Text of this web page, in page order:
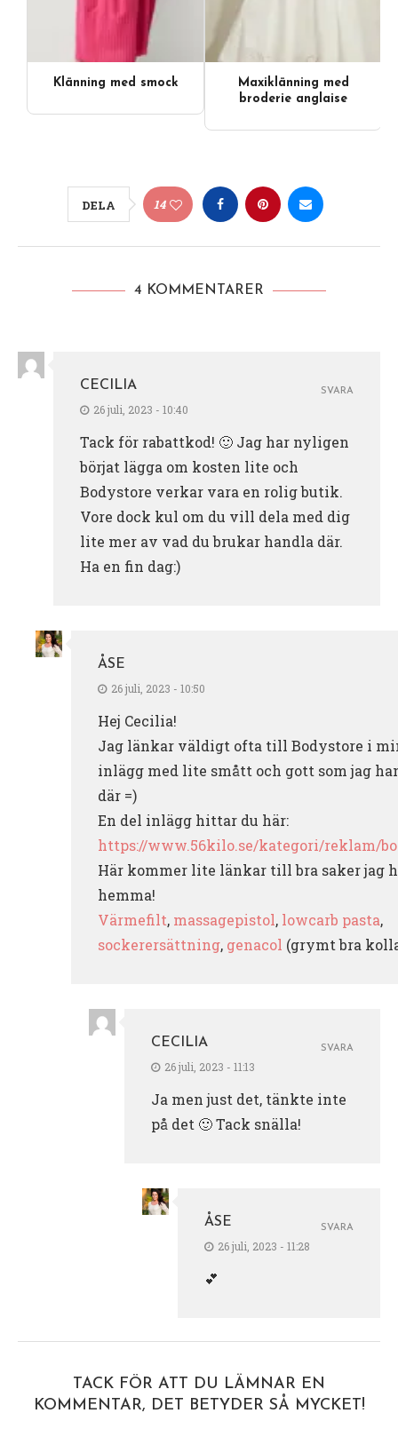
Klänning med smock
Maxiklänning med
broderie anglaise
DELA 14
4 KOMMENTARER
CECILIA
26 juli, 2023 - 10:40
Tack för rabattkod! 🙂 Jag har nyligen
börjat lägga om kosten lite och
Bodystore verkar vara en rolig butik.
Vore dock kul om du vill dela med dig
lite mer av vad du brukar handla där.
Ha en fin dag:)
SVARA
ÅSE
26 juli, 2023 - 10:50
Hej Cecilia!
Jag länkar väldigt ofta till Bodystore i
inlägg med lite smått och gott som jag
där =)
En del inlägg hittar du här:
https://www.56kilo.se/kategori/reklam/
Här kommer lite länkar till bra saker jag
hemma!
Värmefilt, massagepistol, lowcarb pasta,
sockerersättning, genacol (grymt bra
CECILIA
26 juli, 2023 - 11:13
Ja men just det, tänkte inte
på det 🙂 Tack snälla!
SVARA
ÅSE
26 juli, 2023 - 11:28
💕
SVARA
TACK FÖR ATT DU LÄMNAR EN
KOMMENTAR, DET BETYDER SÅ MYCKET!